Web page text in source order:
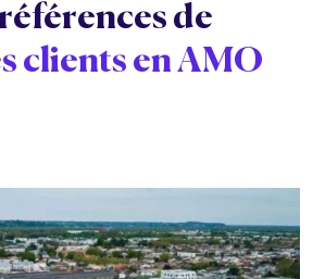
de
clients en AMO